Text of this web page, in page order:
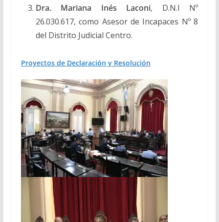
Dra. Mariana Inés Laconi, D.N.I Nº
26.030.617, como Asesor de Incapaces Nº 8
del Distrito Judicial Centro.
Proyectos de Declaración y Resolución